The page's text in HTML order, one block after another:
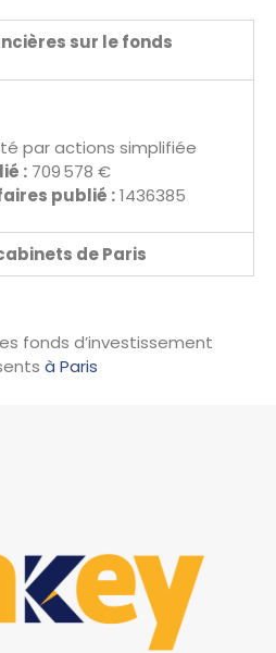
sur le fonds
par actions simplifiée
: 709 578 €
publié :1436385
de Paris
fonds d’investissement
à Paris